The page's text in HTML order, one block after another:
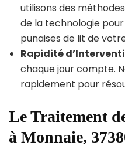
utilisons des
de la technologie
punaises de lit de
Rapidité
chaque jour compte.
rapidement pour
Le Traitement
à Monnaie,